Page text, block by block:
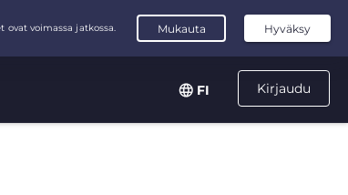
Kirjaudu
FI